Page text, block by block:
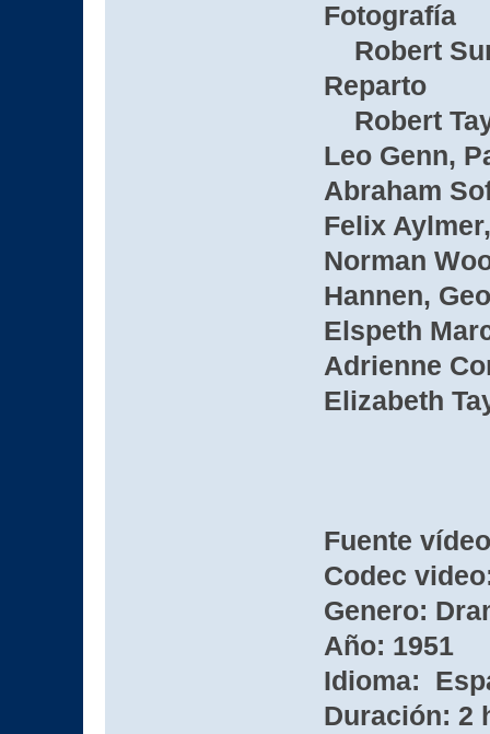
Fotografía
Robert
Reparto
Robert
Leo Genn,
Abraham
Felix
Norman
Hannen,
Elspeth
Adrienne
Elizabeth
Fuente
Codec
Genero:
Año: 1951
Idioma:
Duración: 2